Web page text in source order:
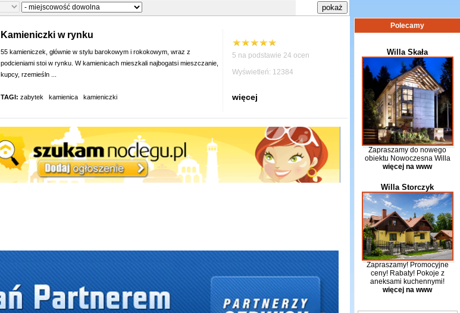
Kamieniczki w rynku
55 kamieniczek, głównie w stylu barokowym i rokokowym, wraz z
podcieniami stoi w rynku. W kamienicach mieszkali najbogatsi mieszczanie,
kupcy, rzemieśln ...
TAGI: zabytek kamienica kamieniczki
5 na podstawie 24 ocen
Wyświetleń: 12384
więcej
Polecamy
Willa Skała
Zapraszamy do nowego
obiektu Nowoczesna Willa
więcej na www
Willa Storczyk
Zapraszamy! Promocyjne
ceny! Rabaty! Pokoje z
aneksami kuchennymi!
więcej na www